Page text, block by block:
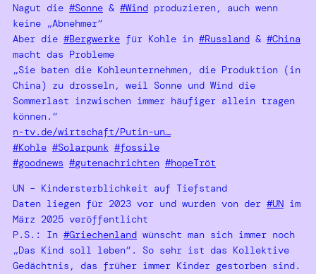
Nagut die #Sonne & #Wind produzieren, auch wenn
keine „Abnehmer“
Aber die #Bergwerke für Kohle in #Russland & #China
macht das Probleme
„Sie baten die Kohleunternehmen, die Produktion (in
China) zu drosseln, weil Sonne und Wind die
Sommerlast inzwischen immer häufiger allein tragen
können.“
n-tv.de/wirtschaft/Putin-un…
#Kohle #Solarpunk #fossile
#goodnews #gutenachrichten #hopeTröt
UN – Kindersterblichkeit auf Tiefstand
Daten liegen für 2023 vor und wurden von der #UN im
März 2025 veröffentlicht
P.S.: In #Griechenland wünscht man sich immer noch
„Das Kind soll leben“. So sehr ist das Kollektive
Gedächtnis, das früher immer Kinder gestorben sind.